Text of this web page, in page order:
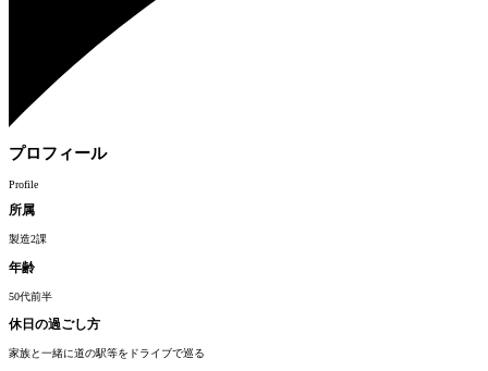
プロフィール
Profile
所属
製造2課
年齢
50代前半
休日の過ごし方
家族と一緒に道の駅等をドライブで巡る